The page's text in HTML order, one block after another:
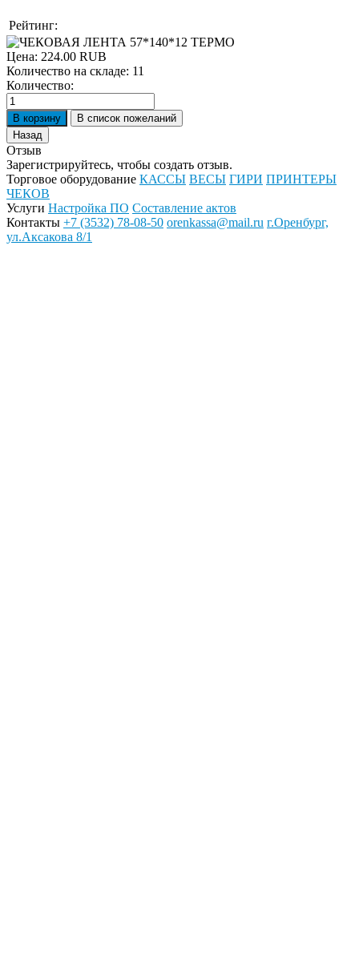
Рейтинг:
Цена: 224.00 RUB
Количество на складе: 11
Количество:
Отзыв
Зарегистрируйтесь, чтобы создать отзыв.
Торговое оборудование КАССЫ ВЕСЫ ГИРИ ПРИНТЕРЫ
ЧЕКОВ
Услуги Настройка ПО Составление актов
Контакты +7 (3532) 78-08-50 orenkassa@mail.ru г.Оренбург,
ул.Аксакова 8/1